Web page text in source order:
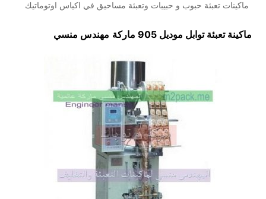
ماكينات تعبئة حبوب و حبيبات وتعبئة مساحيق في اكياس اوتوماتيك
ماكينة تعبئة توابل موديل 905 ماركة مهندس منسي